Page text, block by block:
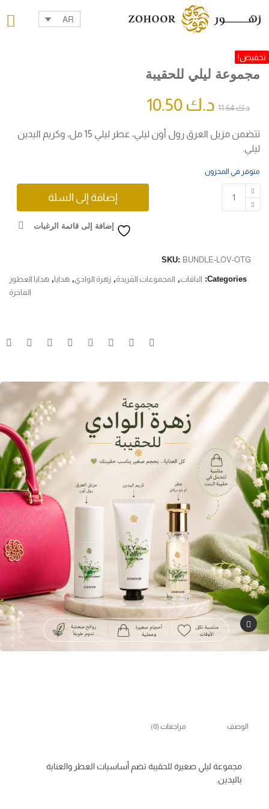
AR
تخفيض!
مجموعة ليلي للحقيبة
د.ك11.64 د.ك
تتضمن مزيل العرق رول أون ليلي، عطر ليلي 15 مل، وكريم اليدين
ليلي.
متوفر في المخزون
إضافة إلى السلة
إضافة إلى قائمة الرغبات
SKU: BUNDLE-LOV-OTG
Categories: الباقات, المجموعات الفريدة, زهرة الوادي, هدايا, هدايا العطور
الفاخرة
الوصف مراجعات (0)
مجموعة ليلي صغيرة للحقيبة تضم أساسيات العطر والعناية
باليدين.